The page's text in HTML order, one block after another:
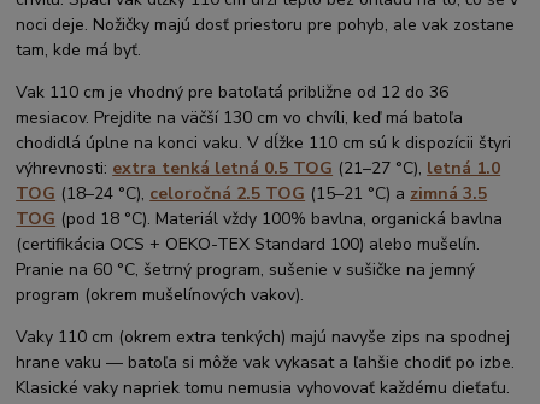
noci deje. Nožičky majú dosť priestoru pre pohyb, ale vak zostane
tam, kde má byť.
Vak 110 cm je vhodný pre batoľatá približne od 12 do 36
mesiacov. Prejdite na väčší 130 cm vo chvíli, keď má batoľa
chodidlá úplne na konci vaku. V dĺžke 110 cm sú k dispozícii štyri
výhrevnosti: extra tenká letná 0.5 TOG (21–27 °C), letná 1.0
TOG (18–24 °C), celoročná 2.5 TOG (15–21 °C) a zimná 3.5
TOG (pod 18 °C). Materiál vždy 100% bavlna, organická bavlna
(certifikácia OCS + OEKO-TEX Standard 100) alebo mušelín.
Pranie na 60 °C, šetrný program, sušenie v sušičke na jemný
program (okrem mušelínových vakov).
Vaky 110 cm (okrem extra tenkých) majú navyše zips na spodnej
hrane vaku — batoľa si môže vak vykasat a ľahšie chodiť po izbe.
Klasické vaky napriek tomu nemusia vyhovovať každému dieťaťu.